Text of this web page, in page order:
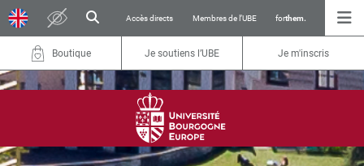
Accès directs Membres de l’UBE forthem.
Boutique Je soutiens l’UBE Je m'inscris